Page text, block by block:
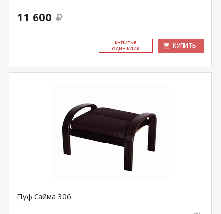
11 600
КУ­ПИТЬ В
ОДИН КЛИК
КУПИТЬ
Пуф Сайма 306